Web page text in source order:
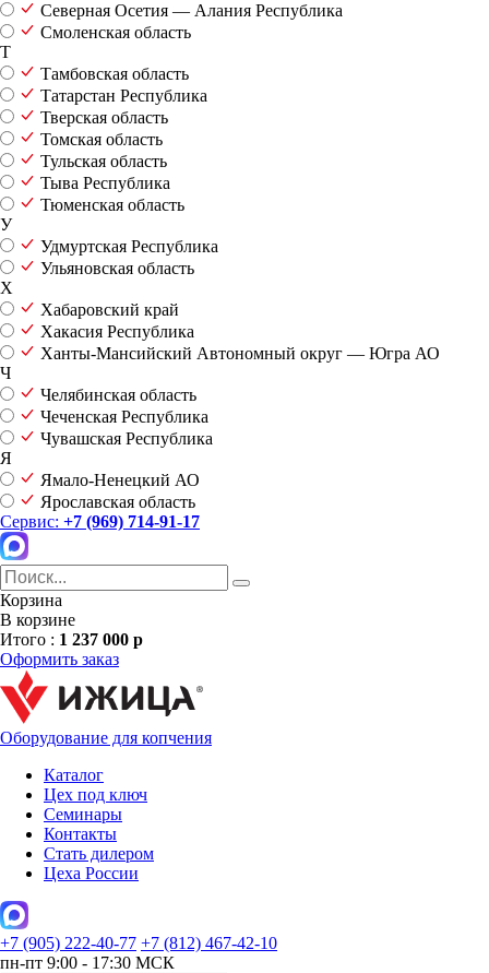
Северная Осетия — Алания Республика
Смоленская область
Т
Тамбовская область
Татарстан Республика
Тверская область
Томская область
Тульская область
Тыва Республика
Тюменская область
У
Удмуртская Республика
Ульяновская область
Х
Хабаровский край
Хакасия Республика
Ханты-Мансийский Автономный округ — Югра АО
Ч
Челябинская область
Чеченская Республика
Чувашская Республика
Я
Ямало-Ненецкий АО
Ярославская область
Сервис: +7 (969) 714-91-17
Корзина
В корзине
Итого : 1 237 000 р
Оформить заказ
Оборудование для копчения
Каталог
Цех под ключ
Семинары
Контакты
Стать дилером
Цеха России
+7 (905) 222-40-77 +7 (812) 467-42-10
пн-пт 9:00 - 17:30 МСК